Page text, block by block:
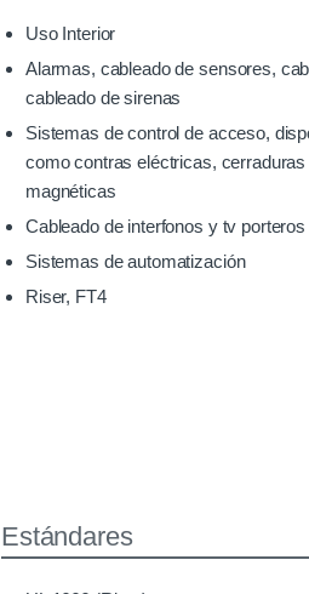
Uso Interior
Alarmas, cableado de sensores,
cableado de sirenas
Sistemas de control de acceso,
como contras eléctricas,
magnéticas
Cableado de interfonos y tv porteros
Sistemas de automatización
Riser, FT4
Estándares